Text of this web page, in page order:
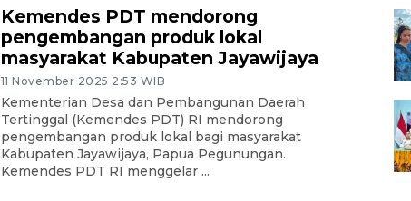
Kemendes PDT mendorong
pengembangan produk lokal
masyarakat Kabupaten Jayawijaya
11 November 2025 2:53 WIB
Kementerian Desa dan Pembangunan Daerah
Tertinggal (Kemendes PDT) RI mendorong
pengembangan produk lokal bagi masyarakat
Kabupaten Jayawijaya, Papua Pegunungan.
Kemendes PDT RI menggelar ...